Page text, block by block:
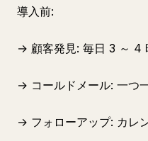
導入前:
→ 顧客発見: 毎日 3 ～ 4
→ コールドメール: 一つ
→ フォローアップ: カレ